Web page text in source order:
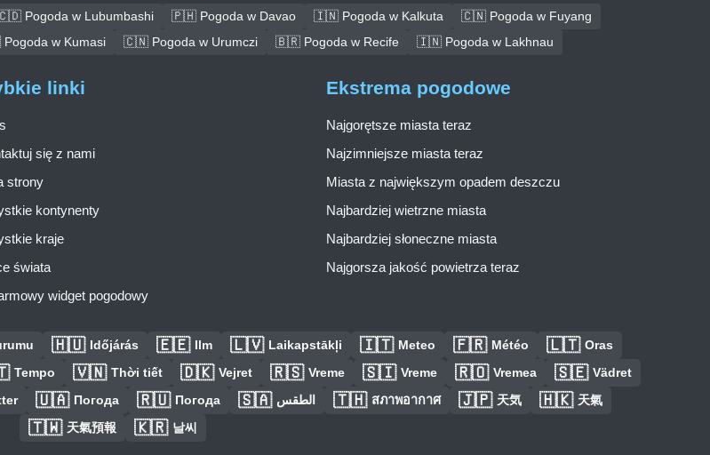
Pogoda w Lubumbashi 🇵🇭 Pogoda w Davao 🇮🇳 Pogoda w Kalkuta
🇨🇳 Pogoda w Fuyang
w Kumasi 🇨🇳 Pogoda w Urumczi 🇧🇷 Pogoda w Recife 🇮🇳 Pogoda w Lakhnau
linki
się z nami
strony
kontynenty
kraje
świata
widget pogodowy
Ekstrema pogodowe
Najgorętsze miasta teraz
Najzimniejsze miasta teraz
Miasta z największym opadem deszczu
Najbardziej wietrzne miasta
Najbardziej słoneczne miasta
Najgorsza jakość powietrza teraz
🇭🇺 Időjárás 🇪🇪 Ilm 🇱🇻 Laikapstākļi 🇮🇹 Meteo 🇫🇷 Météo 🇱🇹 Oras
Tempo 🇻🇳 Thời tiết 🇩🇰 Vejret 🇷🇸 Vreme 🇸🇮 Vreme 🇷🇴 Vremea 🇸🇪 Vädret
🇺🇦 Погода 🇷🇺 Погода 🇸🇦 الطقس 🇹🇭 สภาพอากาศ 🇯🇵 天気 🇭🇰 天氣
🇹🇼 天氣預報 🇰🇷 날씨